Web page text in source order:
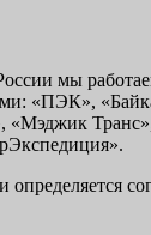
мы
«ПЭК»,
«Мэджик
определяется